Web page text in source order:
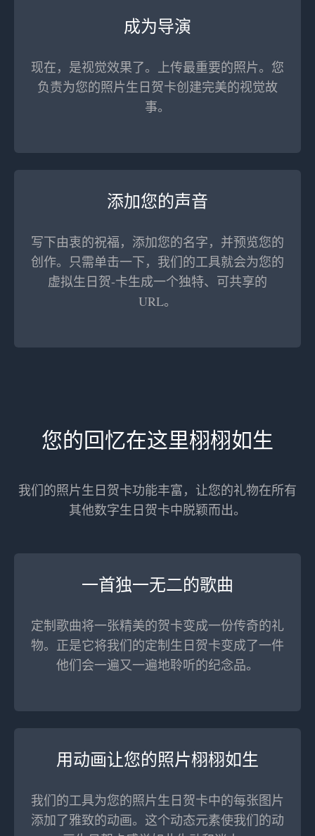
成为导演
现在，是视觉效果了。上传最重要的照片。您
负责为您的照片生日贺卡创建完美的视觉故
事。
添加您的声音
写下由衷的祝福，添加您的名字，并预览您的
创作。只需单击一下，我们的工具就会为您的
虚拟生日贺-卡生成一个独特、可共享的
URL。
您的回忆在这里栩栩如生
我们的照片生日贺卡功能丰富，让您的礼物在所有
其他数字生日贺卡中脱颖而出。
一首独一无二的歌曲
定制歌曲将一张精美的贺卡变成一份传奇的礼
物。正是它将我们的定制生日贺卡变成了一件
他们会一遍又一遍地聆听的纪念品。
用动画让您的照片栩栩如生
我们的工具为您的照片生日贺卡中的每张图片
添加了雅致的动画。这个动态元素使我们的动